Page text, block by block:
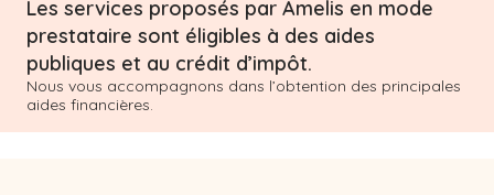
Les services proposés par Amelis en mode
prestataire sont éligibles à des aides
publiques et au crédit d’impôt.
Nous vous accompagnons dans l’obtention des principales
aides financières.